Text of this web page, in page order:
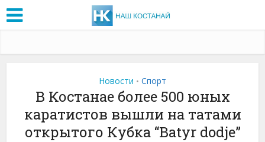
Новости • Спорт
В Костанае более 500 юных
каратистов вышли на татами
открытого Кубка “Batyr dodje”